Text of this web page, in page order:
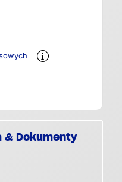
& Dokumenty